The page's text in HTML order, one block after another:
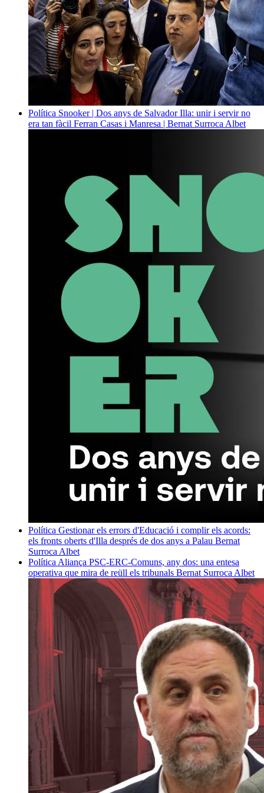
Política Snooker | Dos anys de Salvador Illa: unir i servir no
era tan fàcil Ferran Casas i Manresa | Bernat Surroca Albet
Política Gestionar els errors d'Educació i complir els acords:
els fronts oberts d'Illa després de dos anys a Palau Bernat
Surroca Albet
Política Aliança PSC-ERC-Comuns, any dos: una entesa
operativa que mira de reüll els tribunals Bernat Surroca Albet